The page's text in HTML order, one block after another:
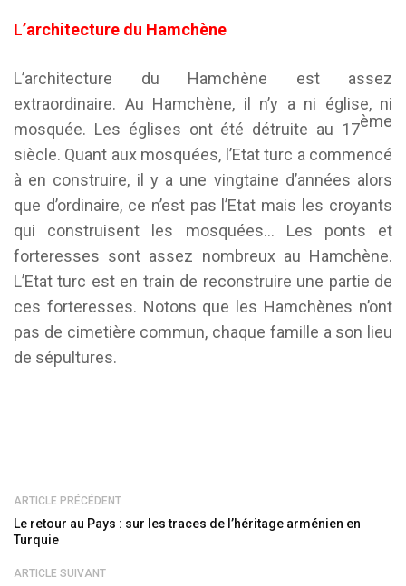
L’architecture du Hamchène
L’architecture du Hamchène est assez
extraordinaire. Au Hamchène, il n’y a ni église, ni
mosquée. Les églises ont été détruite au 17ème
siècle. Quant aux mosquées, l’Etat turc a commencé
à en construire, il y a une vingtaine d’années alors
que d’ordinaire, ce n’est pas l’Etat mais les croyants
qui construisent les mosquées… Les ponts et
forteresses sont assez nombreux au Hamchène.
L’Etat turc est en train de reconstruire une partie de
ces forteresses. Notons que les Hamchènes n’ont
pas de cimetière commun, chaque famille a son lieu
de sépultures.
ARTICLE PRÉCÉDENT
Le retour au Pays : sur les traces de l’héritage arménien en
Turquie
ARTICLE SUIVANT